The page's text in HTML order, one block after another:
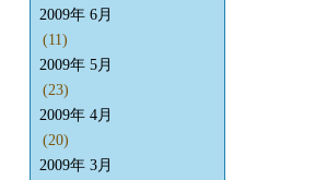
2009年 6月
(11)
2009年 5月
(23)
2009年 4月
(20)
2009年 3月